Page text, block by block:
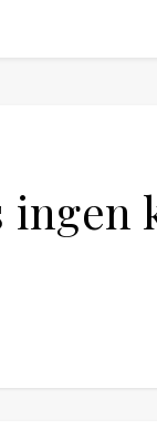
ingen